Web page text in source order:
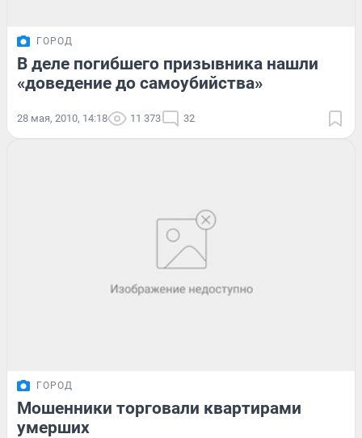
ГОРОД
В деле погибшего призывника нашли
«доведение до самоубийства»
28 мая, 2010, 14:18 11 373 32
ГОРОД
Мошенники торговали квартирами
умерших